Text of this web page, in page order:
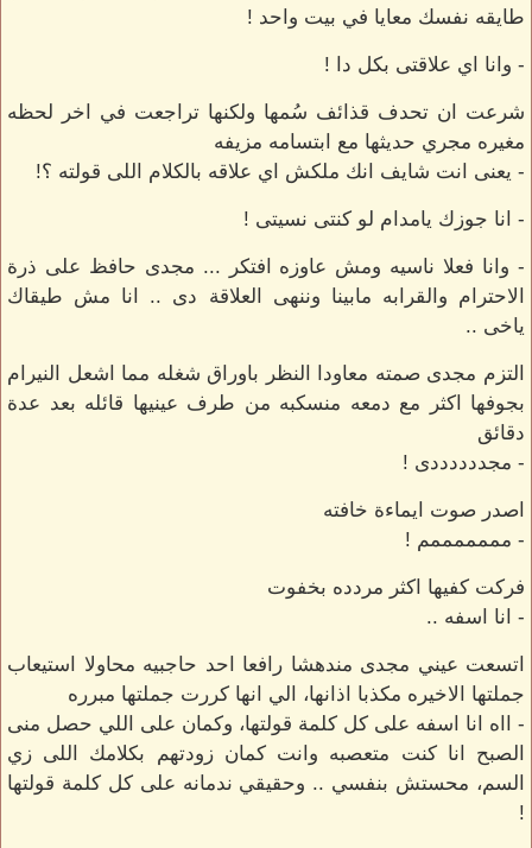
طايقه نفسك معايا في بيت واحد !
- وانا اي علاقتى بكل دا !
شرعت ان تحدف قذائف سُمها ولكنها تراجعت في اخر لحظه
مغيره مجري حديثها مع ابتسامه مزيفه
- يعنى انت شايف انك ملكش اي علاقه بالكلام اللى قولته ؟!
- انا جوزك يامدام لو كنتى نسيتى !
- وانا فعلا ناسيه ومش عاوزه افتكر ... مجدى حافظ على ذرة
الاحترام والقرابه مابينا وننهى العلاقة دى .. انا مش طيقاك
ياخى ..
التزم مجدى صمته معاودا النظر باوراق شغله مما اشعل النيرام
بجوفها اكثر مع دمعه منسكبه من طرف عينيها قائله بعد عدة
دقائق
- مجددددددى !
اصدر صوت ايماءة خافته
- مممممممم !
فركت كفيها اكثر مردده بخفوت
- انا اسفه ..
اتسعت عيني مجدى مندهشا رافعا احد حاجبيه محاولا استيعاب
جملتها الاخيره مكذبا اذانها، الي انها كررت جملتها مبرره
- ااه انا اسفه على كل كلمة قولتها، وكمان على اللي حصل منى
الصبح انا كنت متعصبه وانت كمان زودتهم بكلامك اللى زي
السم، محستش بنفسي .. وحقيقي ندمانه على كل كلمة قولتها
!